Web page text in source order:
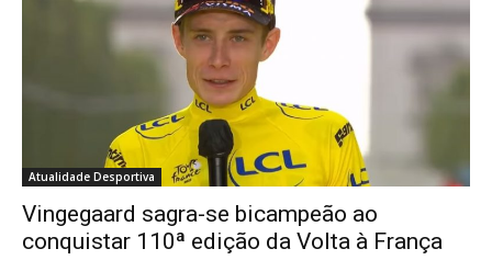
Atualidade Desportiva
Vingegaard sagra-se bicampeão ao
conquistar 110ª edição da Volta à França